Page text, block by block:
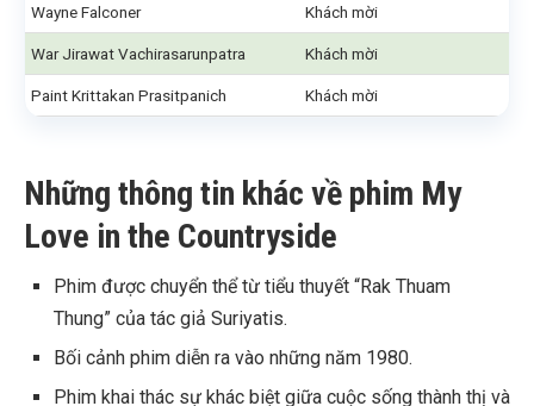
Wayne Falconer Khách mời
War Jirawat Vachirasarunpatra Khách mời
Paint Krittakan Prasitpanich Khách mời
Những thông tin khác về phim My
Love in the Countryside
Phim được chuyển thể từ tiểu thuyết “Rak Thuam
Thung” của tác giả Suriyatis.
Bối cảnh phim diễn ra vào những năm 1980.
Phim khai thác sự khác biệt giữa cuộc sống thành thị và